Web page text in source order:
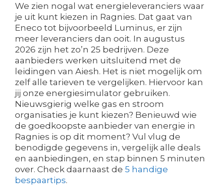
We zien nogal wat energieleveranciers waar
je uit kunt kiezen in Ragnies. Dat gaat van
Eneco tot bijvoorbeeld Luminus, er zijn
meer leveranciers dan ooit. In augustus
2026 zijn het zo’n 25 bedrijven. Deze
aanbieders werken uitsluitend met de
leidingen van Aiesh. Het is niet mogelijk om
zelf alle tarieven te vergelijken. Hiervoor kan
jij onze energiesimulator gebruiken.
Nieuwsgierig welke gas en stroom
organisaties je kunt kiezen? Benieuwd wie
de goedkoopste aanbieder van energie in
Ragnies is op dit moment? Vul vlug de
benodigde gegevens in, vergelijk alle deals
en aanbiedingen, en stap binnen 5 minuten
over. Check daarnaast de 5 handige
bespaartips.